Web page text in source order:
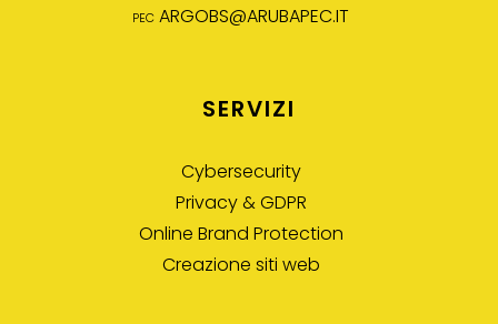
pecARGOBS@ARUBAPEC.IT
SERVIZI
Cybersecurity
Privacy & GDPR
Online Brand Protection
Creazione siti web